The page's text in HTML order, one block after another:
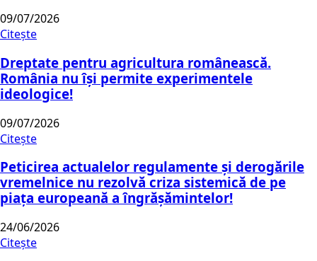
09/07/2026
Citește
Dreptate pentru agricultura românească.
România nu își permite experimentele
ideologice!
09/07/2026
Citește
Peticirea actualelor regulamente și derogările
vremelnice nu rezolvă criza sistemică de pe
piața europeană a îngrășămintelor!
24/06/2026
Citește